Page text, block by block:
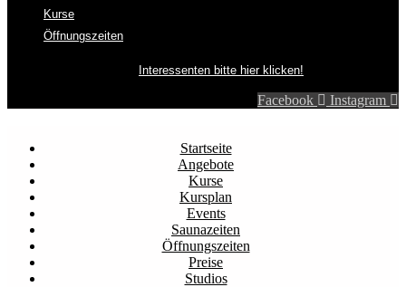
Kurse
Öffnungszeiten
Interessenten bitte hier klicken!
Facebook Instagram
Startseite
Angebote
Kurse
Kursplan
Events
Saunazeiten
Öffnungszeiten
Preise
Studios